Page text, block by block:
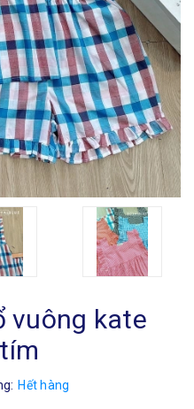
vuông kate
Hết hàng